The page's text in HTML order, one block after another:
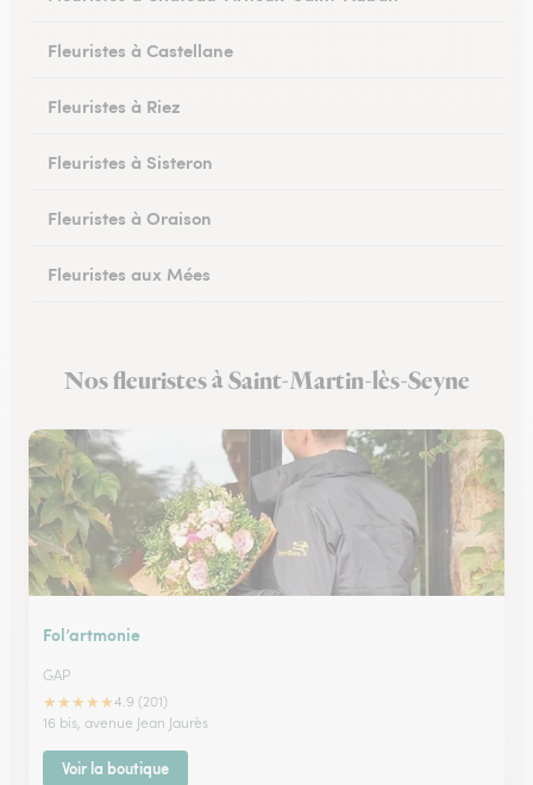
Fleuristes à Castellane
Fleuristes à Riez
Fleuristes à Sisteron
Fleuristes à Oraison
Fleuristes aux Mées
Nos fleuristes à Saint-Martin-lès-Seyne
Fol’artmonie
GAP
★★★★★4.9 (201)
16 bis, avenue Jean Jaurès
Voir la boutique